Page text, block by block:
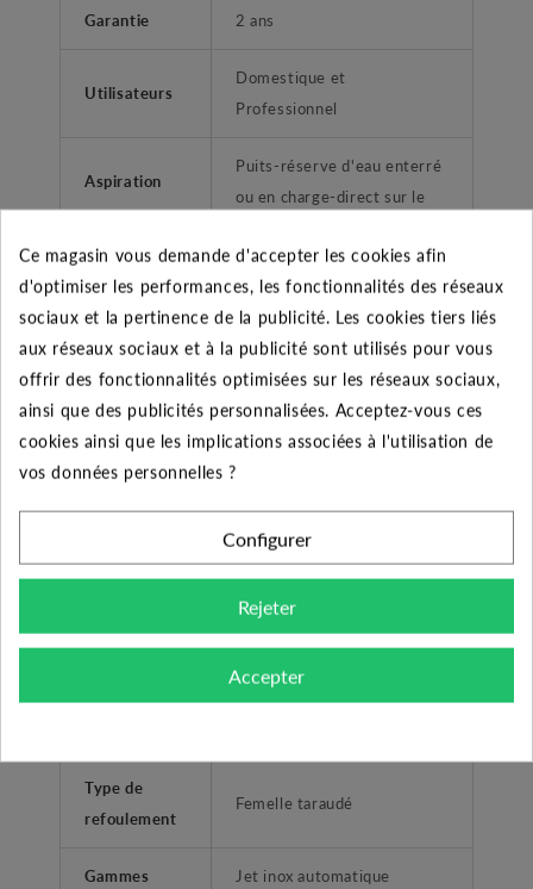
Garantie 2 ans
Utilisateurs
Domestique et
Professionnel
Aspiration
sur
Puits-réserve d'eau enterré
ou en charge-direct sur le
Accessoires
Manomètre, contacteur-
mano, raccords 3 voies.
Désignation
Pompe JETINOX 82 M
PRED 0.6 kW
Diamètre de
Liquides propres sans corps
solides ou abrasifs, non
visqueux, non cristallisé et
chimiquement neutre.
Arrosage - surpression
Type de
refoulement
Femelle taraudé
Gammes Jet inox automatique
Ce magasin vous demande d'accepter les cookies afin
d'optimiser les performances, les fonctionnalités des réseaux
sociaux et la pertinence de la publicité. Les cookies tiers liés
aux réseaux sociaux et à la publicité sont utilisés pour vous
offrir des fonctionnalités optimisées sur les réseaux sociaux,
ainsi que des publicités personnalisées. Acceptez-vous ces
cookies ainsi que les implications associées à l'utilisation de
vos données personnelles ?
Configurer
Rejeter
Accepter